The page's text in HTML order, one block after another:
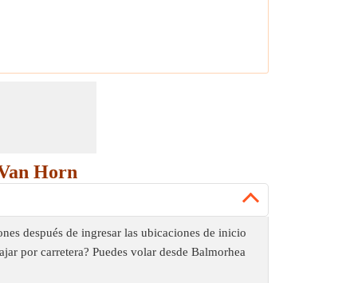
Horn
después de ingresar las ubicaciones de inicio
por carretera? Puedes volar desde Balmorhea